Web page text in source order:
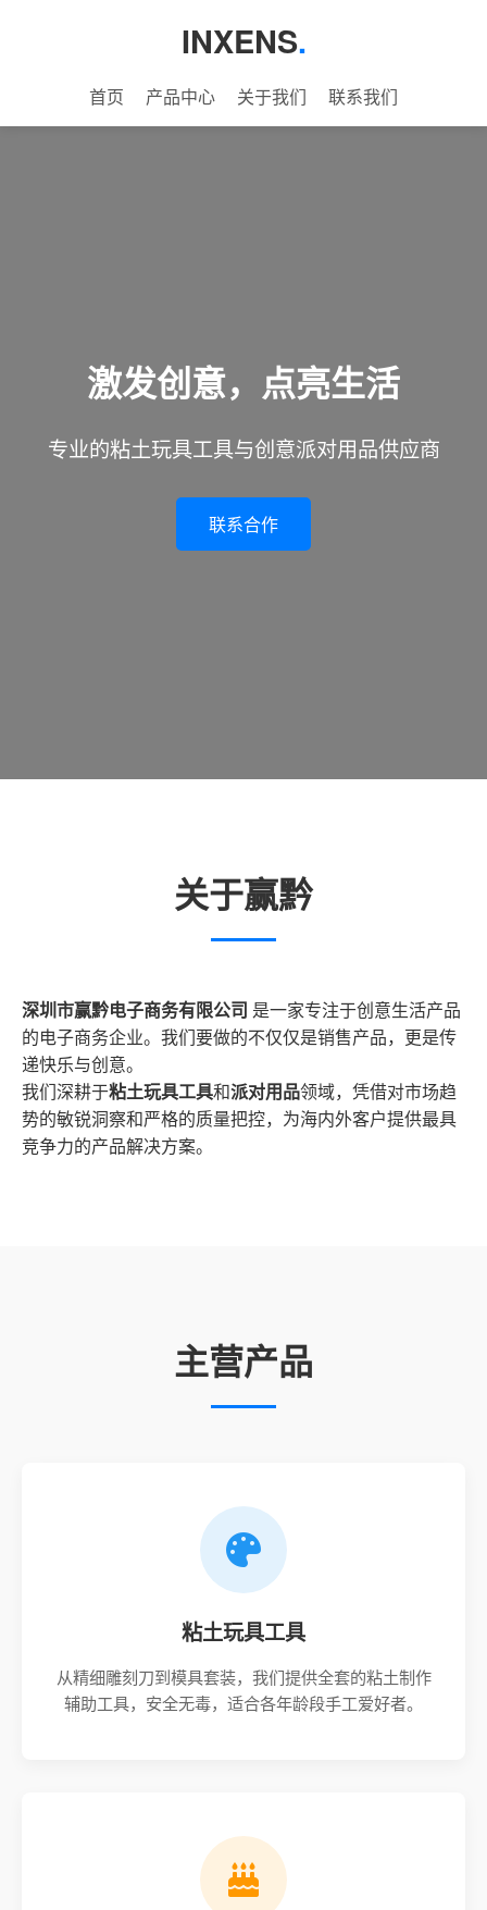
INXENS.
首页 产品中心 关于我们 联系我们
激发创意，点亮生活
专业的粘土玩具工具与创意派对用品供应商
联系合作
关于赢黔
深圳市赢黔电子商务有限公司 是一家专注于创意生活产品
的电子商务企业。我们要做的不仅仅是销售产品，更是传
递快乐与创意。
我们深耕于粘土玩具工具和派对用品领域，凭借对市场趋
势的敏锐洞察和严格的质量把控，为海内外客户提供最具
竞争力的产品解决方案。
主营产品
粘土玩具工具
从精细雕刻刀到模具套装，我们提供全套的粘土制作
辅助工具，安全无毒，适合各年龄段手工爱好者。